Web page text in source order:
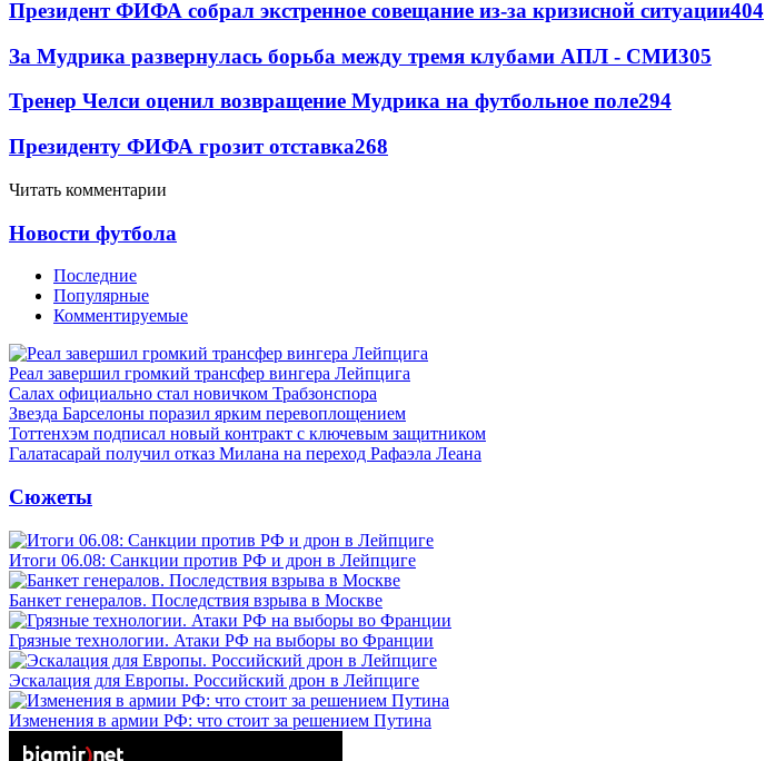
Президент ФИФА собрал экстренное совещание из-за кризисной ситуации404
За Мудрика развернулась борьба между тремя клубами АПЛ - СМИ305
Тренер Челси оценил возвращение Мудрика на футбольное поле294
Президенту ФИФА грозит отставка268
Читать комментарии
Новости футбола
Последние
Популярные
Комментируемые
Реал завершил громкий трансфер вингера Лейпцига
Салах официально стал новичком Трабзонспора
Звезда Барселоны поразил ярким перевоплощением
Тоттенхэм подписал новый контракт с ключевым защитником
Галатасарай получил отказ Милана на переход Рафаэла Леана
Сюжеты
Итоги 06.08: Санкции против РФ и дрон в Лейпциге
Банкет генералов. Последствия взрыва в Москве
Грязные технологии. Атаки РФ на выборы во Франции
Эскалация для Европы. Российский дрон в Лейпциге
Изменения в армии РФ: что стоит за решением Путина